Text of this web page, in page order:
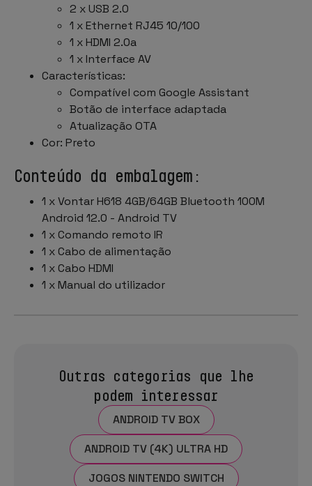
2 x USB 2.0
1 x Ethernet RJ45 10/100
1 x HDMI 2.0a
1 x Interface AV
Características:
Compatível com Google Assistant
Botão de interface adaptada
Atualização OTA
Cor: Preto
Conteúdo da embalagem:
1 x Vontar H618 4GB/64GB Bluetooth 100M
Android 12.0 - Android TV
1 x Comando remoto IR
1 x Cabo de alimentação
1 x Cabo HDMI
1 x Manual do utilizador
Outras categorias que lhe
podem interessar
ANDROID TV BOX
ANDROID TV (4K) ULTRA HD
JOGOS NINTENDO SWITCH